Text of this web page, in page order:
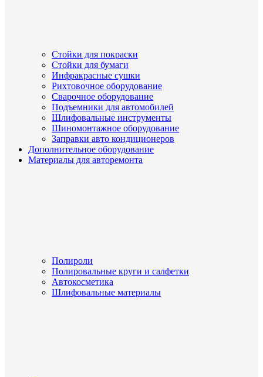
Стойки для покраски
Стойки для бумаги
Инфракрасные сушки
Рихтовочное оборудование
Сварочное оборудование
Подъемники для автомобилей
Шлифовальные инструменты
Шиномонтажное оборудование
Заправки авто кондиционеров
Дополнительное оборудование
Материалы для авторемонта
Полироли
Полировальные круги и салфетки
Автокосметика
Шлифовальные материалы